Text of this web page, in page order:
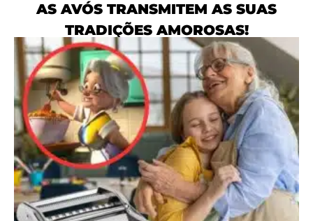
AS AVÓS TRANSMITEM AS SUAS
TRADIÇÕES AMOROSAS!